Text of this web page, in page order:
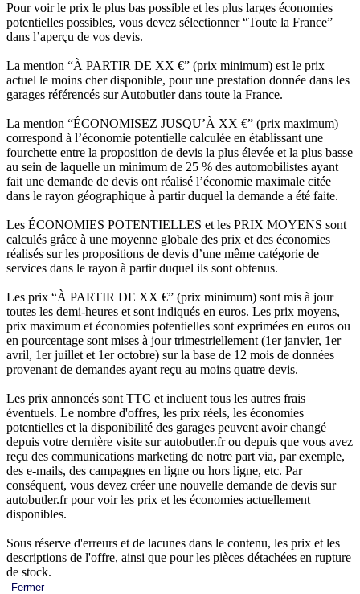
Pour voir le prix le plus bas possible et les plus larges économies
potentielles possibles, vous devez sélectionner “Toute la France”
dans l’aperçu de vos devis.
La mention “À PARTIR DE XX €” (prix minimum) est le prix
actuel le moins cher disponible, pour une prestation donnée dans les
garages référencés sur Autobutler dans toute la France.
La mention “ÉCONOMISEZ JUSQU’À XX €” (prix maximum)
correspond à l’économie potentielle calculée en établissant une
fourchette entre la proposition de devis la plus élevée et la plus basse
au sein de laquelle un minimum de 25 % des automobilistes ayant
fait une demande de devis ont réalisé l’économie maximale citée
dans le rayon géographique à partir duquel la demande a été faite.
Les ÉCONOMIES POTENTIELLES et les PRIX MOYENS sont
calculés grâce à une moyenne globale des prix et des économies
réalisés sur les propositions de devis d’une même catégorie de
services dans le rayon à partir duquel ils sont obtenus.
Les prix “À PARTIR DE XX €” (prix minimum) sont mis à jour
toutes les demi-heures et sont indiqués en euros. Les prix moyens,
prix maximum et économies potentielles sont exprimées en euros ou
en pourcentage sont mises à jour trimestriellement (1er janvier, 1er
avril, 1er juillet et 1er octobre) sur la base de 12 mois de données
provenant de demandes ayant reçu au moins quatre devis.
Les prix annoncés sont TTC et incluent tous les autres frais
éventuels. Le nombre d'offres, les prix réels, les économies
potentielles et la disponibilité des garages peuvent avoir changé
depuis votre dernière visite sur autobutler.fr ou depuis que vous avez
reçu des communications marketing de notre part via, par exemple,
des e-mails, des campagnes en ligne ou hors ligne, etc. Par
conséquent, vous devez créer une nouvelle demande de devis sur
autobutler.fr pour voir les prix et les économies actuellement
disponibles.
Sous réserve d'erreurs et de lacunes dans le contenu, les prix et les
descriptions de l'offre, ainsi que pour les pièces détachées en rupture
de stock.
Fermer